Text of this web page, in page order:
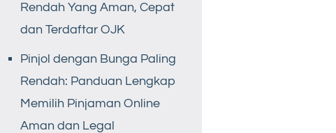
Rendah Yang Aman, Cepat
dan Terdaftar OJK
Pinjol dengan Bunga Paling
Rendah: Panduan Lengkap
Memilih Pinjaman Online
Aman dan Legal